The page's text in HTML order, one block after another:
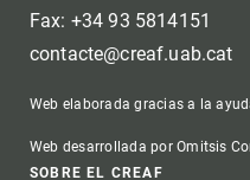
Fax: +34 93 5814151
contacte@creaf.uab.cat
Web elaborada gracias a la
Web desarrollada por Omitsis
SOBRE EL CREAF